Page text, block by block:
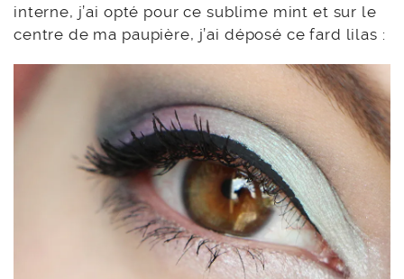
interne, j’ai opté pour ce sublime mint et sur le
centre de ma paupière, j’ai déposé ce fard lilas :